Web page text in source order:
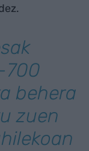
behera
zuen